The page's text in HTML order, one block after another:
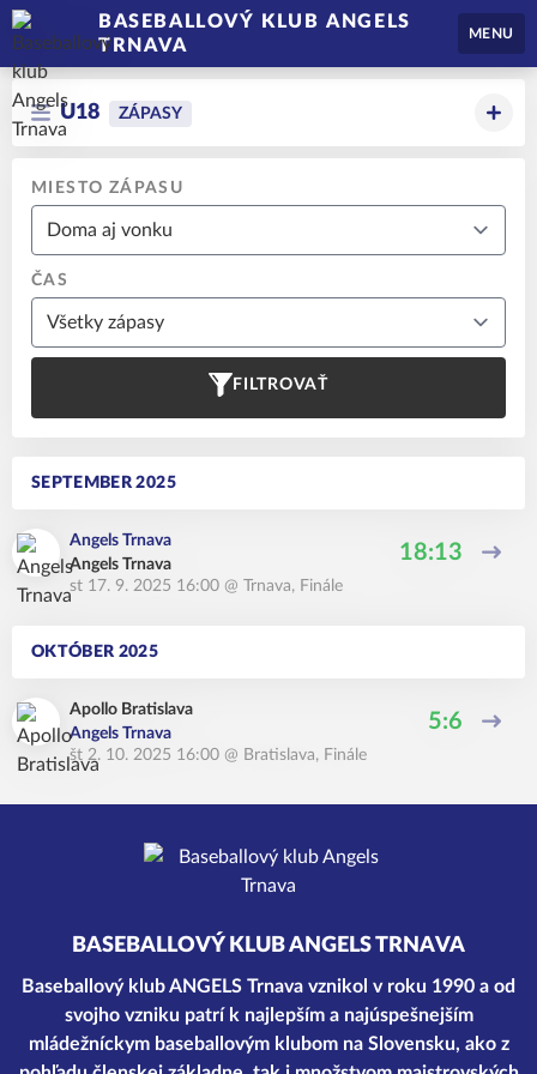
BASEBALLOVÝ KLUB ANGELS
TRNAVA
MENU
U18 ZÁPASY
MIESTO ZÁPASU
ČAS
FILTROVAŤ
SEPTEMBER 2025
Angels Trnava
Angels Trnava
18:13
st 17. 9. 2025 16:00 @ Trnava, Finále
OKTÓBER 2025
Apollo Bratislava
Angels Trnava
5:6
št 2. 10. 2025 16:00 @ Bratislava, Finále
BASEBALLOVÝ KLUB ANGELS TRNAVA
Baseballový klub ANGELS Trnava vznikol v roku 1990 a od
svojho vzniku patrí k najlepším a najúspešnejším
mládežníckym baseballovým klubom na Slovensku, ako z